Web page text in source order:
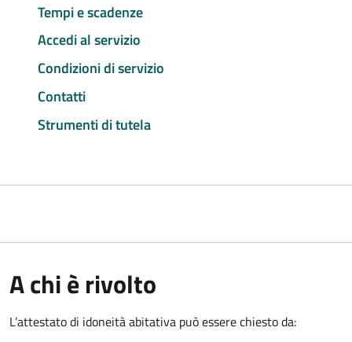
Tempi e scadenze
Accedi al servizio
Condizioni di servizio
Contatti
Strumenti di tutela
A chi è rivolto
L’attestato di idoneità abitativa può essere chiesto da: